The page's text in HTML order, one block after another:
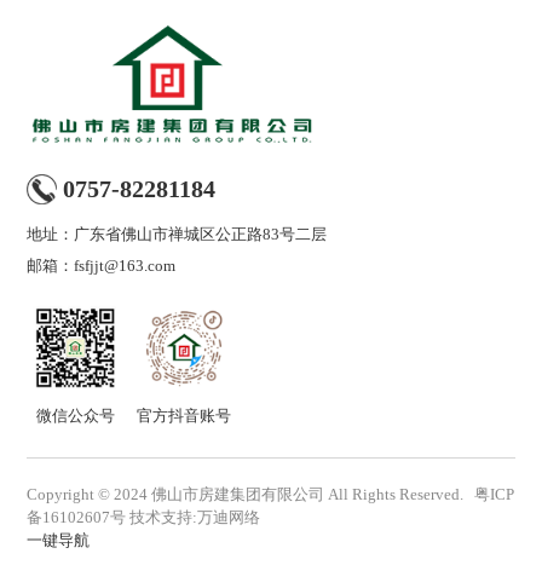
0757-82281184
地址：广东省佛山市禅城区公正路83号二层
邮箱：fsfjjt@163.com
微信公众号 官方抖音账号
Copyright © 2024 佛山市房建集团有限公司 All Rights Reserved.粤ICP
备16102607号 技术支持:万迪网络
一键导航